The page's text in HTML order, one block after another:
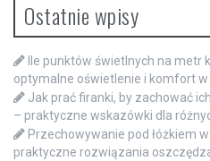
Ostatnie wpisy
Ile punktów świetlnych na metr
optymalne oświetlenie i komfort
Jak prać firanki, by zachować
– praktyczne wskazówki dla
Przechowywanie pod łóżkiem
praktyczne rozwiązania